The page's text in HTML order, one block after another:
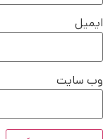
ایمیل
وب‌ سایت